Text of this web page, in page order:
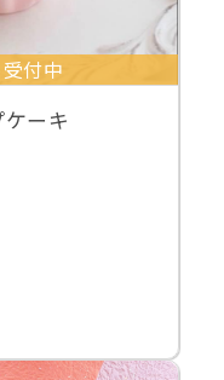
付中
ーキ